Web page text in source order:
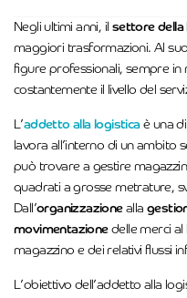
Negli ultimi anni, il settore della
maggiori trasformazioni. Al
figure professionali, sempre
costantemente il livello del
L’addetto alla logisticaè una
lavora all’interno di un ambito
può trovare a gestire
quadrati a grosse metrature,
Dall’organizzazionealla
movimentazione delle merci al
magazzino e dei relativi flussi
L’obiettivo dell’addetto alla